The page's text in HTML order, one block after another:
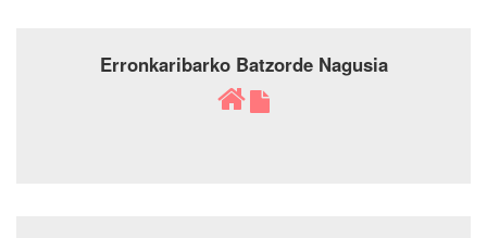
Erronkaribarko Batzorde Nagusia